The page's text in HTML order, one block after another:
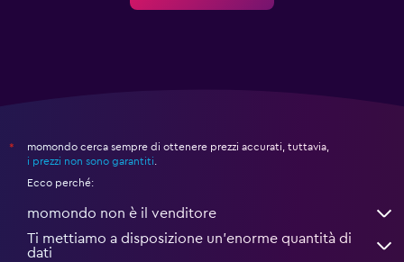
*
momondo cerca sempre di ottenere prezzi accurati, tuttavia,
i prezzi non sono garantiti.
Ecco perché:
momondo non è il venditore
Ti mettiamo a disposizione un’enorme quantità di
dati